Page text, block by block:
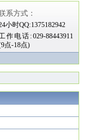
系方式：
小时QQ:1375182942
作电话:029-88443911
点-18点)